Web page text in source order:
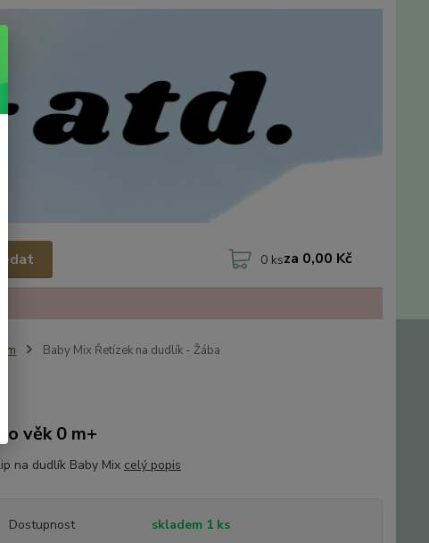
0 ksza 0,00 Kč
Baby Mix Řetízek na dudlík - Žába
pro věk 0 m+
na dudlík Baby Mix celý popis
Dostupnost skladem 1 ks